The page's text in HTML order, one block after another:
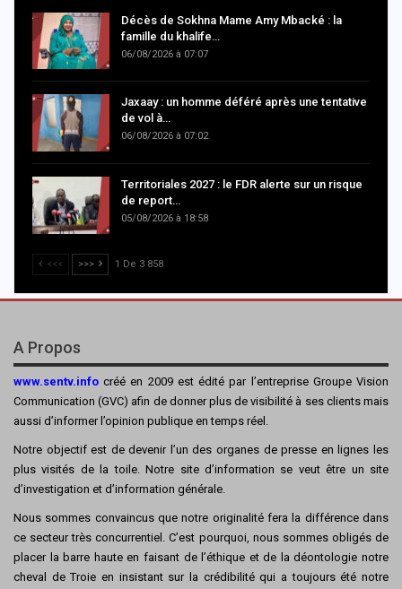
Décès de Sokhna Mame Amy Mbacké : la
famille du khalife…
06/08/2026 à 07:07
Jaxaay : un homme déféré après une tentative
de vol à…
06/08/2026 à 07:02
Territoriales 2027 : le FDR alerte sur un risque
de report…
05/08/2026 à 18:58
<<< >>> 1 De 3 858
A Propos
www.sentv.info créé en 2009 est édité par l’entreprise Groupe Vision
Communication (GVC) afin de donner plus de visibilité à ses clients mais
aussi d’informer l’opinion publique en temps réel.
Notre objectif est de devenir l’un des organes de presse en lignes les
plus visités de la toile. Notre site d’information se veut être un site
d’investigation et d’information générale.
Nous sommes convaincus que notre originalité fera la différence dans
ce secteur très concurrentiel. C’est pourquoi, nous sommes obligés de
placer la barre haute en faisant de l’éthique et de la déontologie notre
cheval de Troie en insistant sur la crédibilité qui a toujours été notre